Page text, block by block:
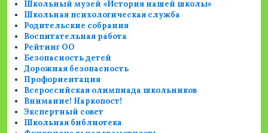
Школьный музей «История нашей школы»
Школьная психологическая служба
Родительские собрания
Воспитательная работа
Рейтинг ОО
Безопасность детей
Дорожная безопасность
Профориентация
Всероссийская олимпиада школьников
Внимание! Наркопост!
Экспертный совет
Школьная библиотека